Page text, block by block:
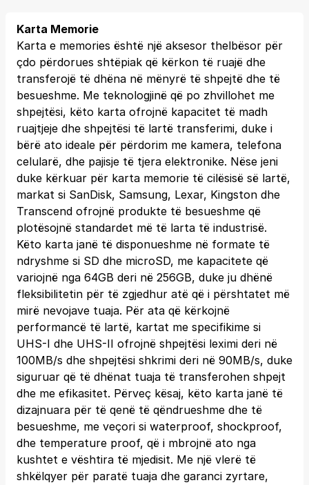
Karta Memorie
Karta e memories është një aksesor thelbësor për
çdo përdorues shtëpiak që kërkon të ruajë dhe
transferojë të dhëna në mënyrë të shpejtë dhe të
besueshme. Me teknologjinë që po zhvillohet me
shpejtësi, këto karta ofrojnë kapacitet të madh
ruajtjeje dhe shpejtësi të lartë transferimi, duke i
bërë ato ideale për përdorim me kamera, telefona
celularë, dhe pajisje të tjera elektronike. Nëse jeni
duke kërkuar për karta memorie të cilësisë së lartë,
markat si SanDisk, Samsung, Lexar, Kingston dhe
Transcend ofrojnë produkte të besueshme që
plotësojnë standardet më të larta të industrisë.
Këto karta janë të disponueshme në formate të
ndryshme si SD dhe microSD, me kapacitete që
variojnë nga 64GB deri në 256GB, duke ju dhënë
fleksibilitetin për të zgjedhur atë që i përshtatet më
mirë nevojave tuaja. Për ata që kërkojnë
performancë të lartë, kartat me specifikime si
UHS-I dhe UHS-II ofrojnë shpejtësi leximi deri në
100MB/s dhe shpejtësi shkrimi deri në 90MB/s, duke
siguruar që të dhënat tuaja të transferohen shpejt
dhe me efikasitet. Përveç kësaj, këto karta janë të
dizajnuara për të qenë të qëndrueshme dhe të
besueshme, me veçori si waterproof, shockproof,
dhe temperature proof, që i mbrojnë ato nga
kushtet e vështira të mjedisit. Me një vlerë të
shkëlqyer për paratë tuaja dhe garanci zyrtare,